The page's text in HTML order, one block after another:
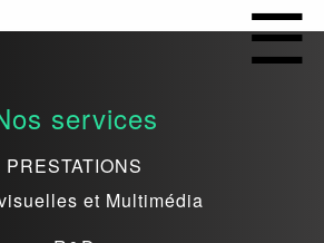
services
PRESTATIONS
et Multimédia